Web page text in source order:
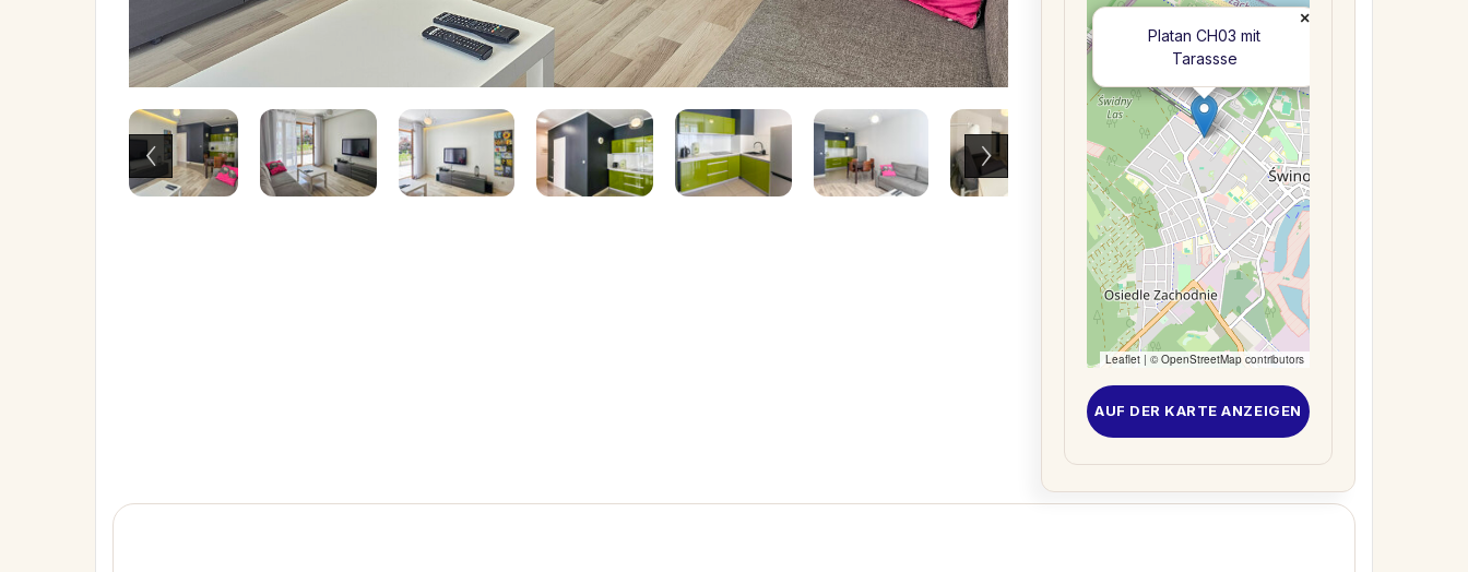
Platan CH03 mit
Tarassse
×
Leaflet | © OpenStreetMap contributors
AUF DER KARTE ANZEIGEN